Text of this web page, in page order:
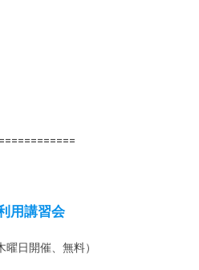
用講習会
日開催、無料）